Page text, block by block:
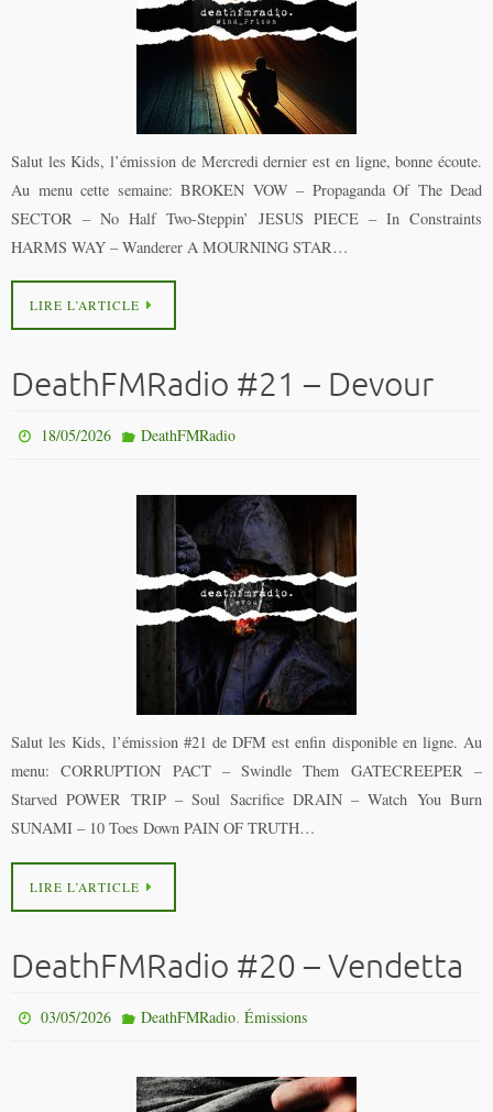
Salut les Kids, l’émission de Mercredi dernier est en ligne, bonne écoute.
Au menu cette semaine: BROKEN VOW – Propaganda Of The Dead
SECTOR – No Half Two-Steppin’ JESUS PIECE – In Constraints
HARMS WAY – Wanderer A MOURNING STAR…
LIRE L’ARTICLE
DeathFMRadio #21 – Devour
18/05/2026 DeathFMRadio
Salut les Kids, l’émission #21 de DFM est enfin disponible en ligne. Au
menu: CORRUPTION PACT – Swindle Them GATECREEPER –
Starved POWER TRIP – Soul Sacrifice DRAIN – Watch You Burn
SUNAMI – 10 Toes Down PAIN OF TRUTH…
LIRE L’ARTICLE
DeathFMRadio #20 – Vendetta
03/05/2026 DeathFMRadio, Émissions